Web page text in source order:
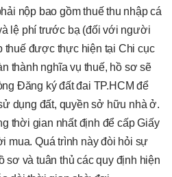
nộp bao gồm thuế thu nhập cá
lệ phí trước bạ (đối với người
thuế được thực hiện tại Chi cục
thành nghĩa vụ thuế, hồ sơ sẽ
Đăng ký đất đai TP.HCM để
dụng đất, quyền sở hữu nhà ở.
thời gian nhất định để cấp Giấy
mua. Quá trình này đòi hỏi sự
sơ và tuân thủ các quy định hiện